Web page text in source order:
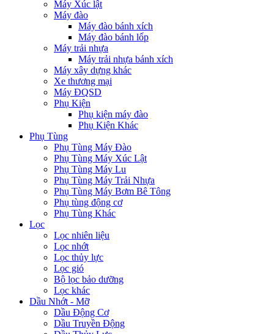
Máy Xúc lật
Máy đào
Máy đào bánh xích
Máy đào bánh lốp
Máy trải nhựa
Máy trải nhựa bánh xích
Máy xây dựng khác
Xe thương mại
Máy ĐQSD
Phụ Kiện
Phụ kiện máy đào
Phụ Kiện Khác
Phụ Tùng
Phụ Tùng Máy Đào
Phụ Tùng Máy Xúc Lật
Phụ Tùng Máy Lu
Phụ Tùng Máy Trải Nhựa
Phụ Tùng Máy Bơm Bê Tông
Phụ tùng động cơ
Phụ Tùng Khác
Lọc
Lọc nhiên liệu
Lọc nhớt
Lọc thủy lực
Lọc gió
Bộ lọc bảo dưỡng
Lọc khác
Dầu Nhớt - Mỡ
Dầu Động Cơ
Dầu Truyền Động